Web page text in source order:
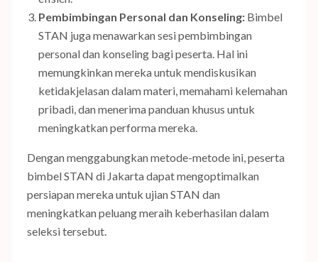
Pembimbingan Personal dan Konseling: Bimbel
STAN juga menawarkan sesi pembimbingan
personal dan konseling bagi peserta. Hal ini
memungkinkan mereka untuk mendiskusikan
ketidakjelasan dalam materi, memahami kelemahan
pribadi, dan menerima panduan khusus untuk
meningkatkan performa mereka.
Dengan menggabungkan metode-metode ini, peserta
bimbel STAN di Jakarta dapat mengoptimalkan
persiapan mereka untuk ujian STAN dan
meningkatkan peluang meraih keberhasilan dalam
seleksi tersebut.